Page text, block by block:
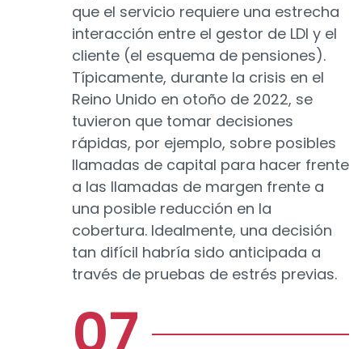
que el servicio requiere una estrecha
interacción entre el gestor de LDI y el
cliente (el esquema de pensiones).
Típicamente, durante la crisis en el
Reino Unido en otoño de 2022, se
tuvieron que tomar decisiones
rápidas, por ejemplo, sobre posibles
llamadas de capital para hacer frente
a las llamadas de margen frente a
una posible reducción en la
cobertura. Idealmente, una decisión
tan difícil habría sido anticipada a
través de pruebas de estrés previas.